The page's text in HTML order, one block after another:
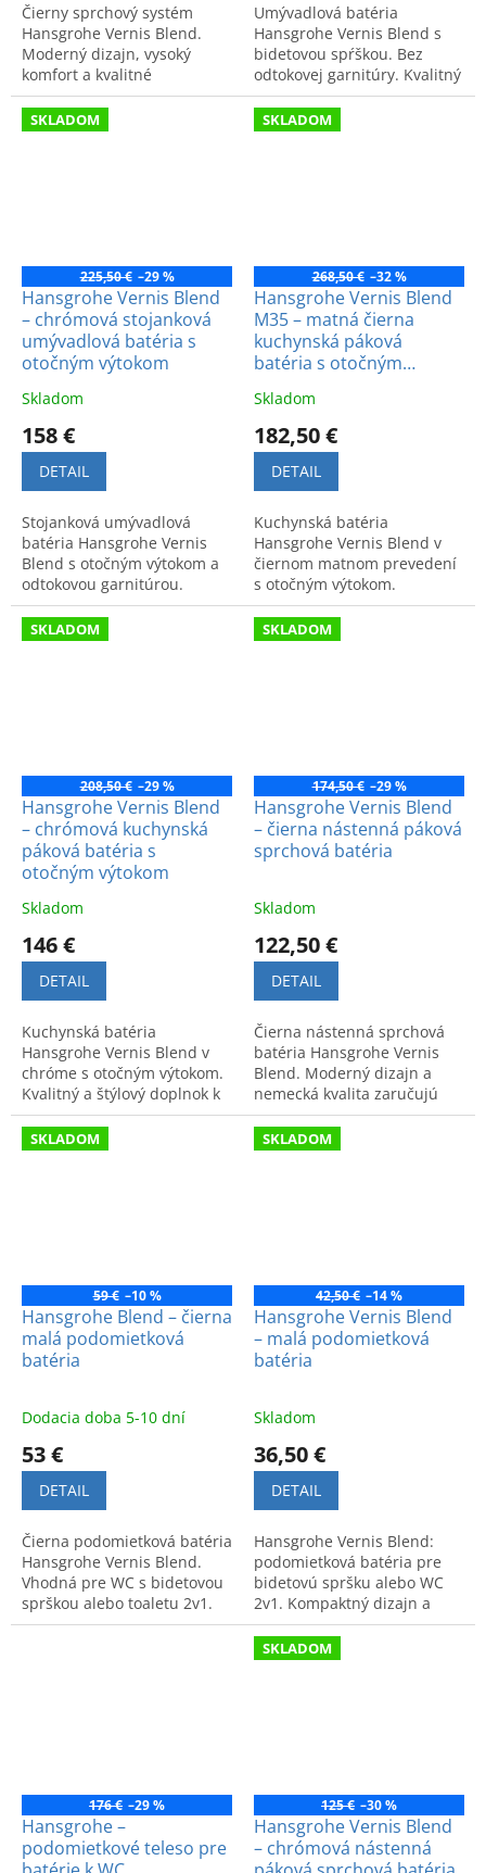
Čierny sprchový systém
Hansgrohe Vernis Blend.
Moderný dizajn, vysoký
komfort a kvalitné
spracovanie pre vašu
kúpeľňu.
Umývadlová batéria
Hansgrohe Vernis Blend s
bidetovou spŕškou. Bez
odtokovej garnitúry. Kvalitný
a moderný dizajn.
SKLADOM
225,50 € –29 %
Hansgrohe Vernis Blend
– chrómová stojanková
umývadlová batéria s
otočným výtokom
Skladom
158 €
DETAIL
Stojanková umývadlová
batéria Hansgrohe Vernis
Blend s otočným výtokom a
odtokovou garnitúrou.
Moderný dizajn a vysoká
kvalita. Model 71554000.
SKLADOM
268,50 € –32 %
Hansgrohe Vernis Blend
M35 – matná čierna
kuchynská páková
batéria s otočným
Skladom
182,50 €
DETAIL
Kuchynská batéria
Hansgrohe Vernis Blend v
čiernom matnom prevedení
s otočným výtokom.
Moderný dizajn a vysoká
funkčnosť pre vašu
domácnosť.
SKLADOM
208,50 € –29 %
Hansgrohe Vernis Blend
– chrómová kuchynská
páková batéria s
otočným výtokom
Skladom
146 €
DETAIL
Kuchynská batéria
Hansgrohe Vernis Blend v
chróme s otočným výtokom.
Kvalitný a štýlový doplnok k
drezu bez odpadovej
garnitúry. Kód: 71870000.
SKLADOM
174,50 € –29 %
Hansgrohe Vernis Blend
– čierna nástenná páková
sprchová batéria
Skladom
122,50 €
DETAIL
Čierna nástenná sprchová
batéria Hansgrohe Vernis
Blend. Moderný dizajn a
nemecká kvalita zaručujú
pohodlie pri sprchovaní.
SKLADOM
59 € –10 %
Hansgrohe Blend – čierna
malá podomietková
batéria
Dodacia doba 5-10 dní
53 €
DETAIL
Čierna podomietková batéria
Hansgrohe Vernis Blend.
Vhodná pre WC s bidetovou
sprškou alebo toaletu 2v1.
Kvalitné nemecké
SKLADOM
42,50 € –14 %
Hansgrohe Vernis Blend
– malá podomietková
batéria
Skladom
36,50 €
DETAIL
Hansgrohe Vernis Blend:
podomietková batéria pre
bidetovú spršku alebo WC
2v1. Kompaktný dizajn a
špičková kvalita pre
moderný vzhľad a
maximálny komfort.
176 € –29 %
Hansgrohe –
podomietkové teleso pre
SKLADOM
125 € –30 %
Hansgrohe Vernis Blend
– chrómová nástenná